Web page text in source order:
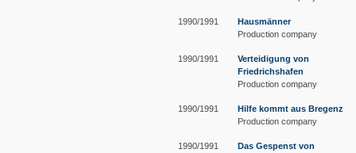
1990/1991
Hausmänner
Production company
1990/1991
Verteidigung von
Friedrichshafen
Production company
1990/1991
Hilfe kommt aus Bregenz
Production company
1990/1991
Das Gespenst von